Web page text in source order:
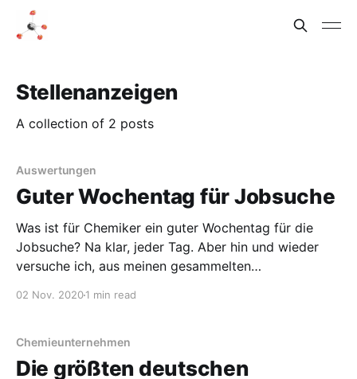
Stellenanzeigen
A collection of 2 posts
Auswertungen
Guter Wochentag für Jobsuche
Was ist für Chemiker ein guter Wochentag für die
Jobsuche? Na klar, jeder Tag. Aber hin und wieder
versuche ich, aus meinen gesammelten
ein Jahr zurückgeschaut. Kürzlich habe ich auch die
Stellenanzeigen der
02 Nov. 20201 min read
Chemieunternehmen
Die größten deutschen